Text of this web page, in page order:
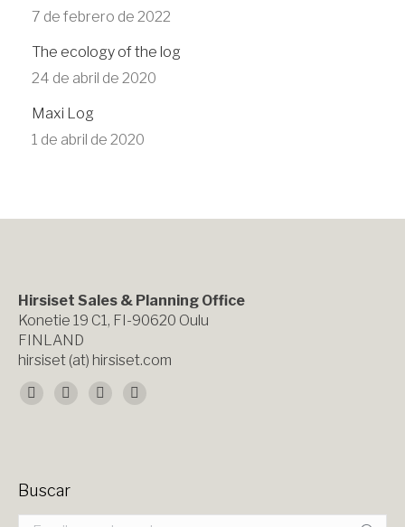
7 de febrero de 2022
The ecology of the log
24 de abril de 2020
Maxi Log
1 de abril de 2020
Hirsiset Sales & Planning Office
Konetie 19 C1, FI-90620 Oulu
FINLAND
hirsiset (at) hirsiset.com
Encuéntranos en:
Facebook
X
YouTubeInstagram
Buscar
Buscar: